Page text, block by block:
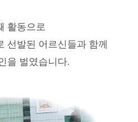
활동으로
선발된 어르신들과 함께
을 벌였습니다.